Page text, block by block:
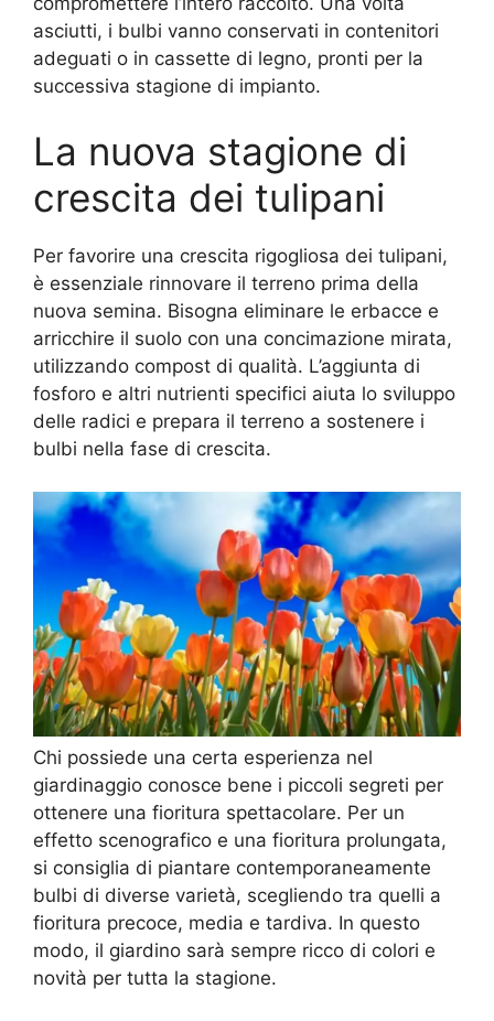
asciutti, i bulbi vanno conservati in contenitori
adeguati o in cassette di legno, pronti per la
successiva stagione di impianto.
La nuova stagione di
crescita dei tulipani
Per favorire una crescita rigogliosa dei tulipani,
è essenziale rinnovare il terreno prima della
nuova semina. Bisogna eliminare le erbacce e
arricchire il suolo con una concimazione mirata,
utilizzando compost di qualità. L’aggiunta di
fosforo e altri nutrienti specifici aiuta lo sviluppo
delle radici e prepara il terreno a sostenere i
bulbi nella fase di crescita.
Chi possiede una certa esperienza nel
giardinaggio conosce bene i piccoli segreti per
ottenere una fioritura spettacolare. Per un
effetto scenografico e una fioritura prolungata,
si consiglia di piantare contemporaneamente
bulbi di diverse varietà, scegliendo tra quelli a
fioritura precoce, media e tardiva. In questo
modo, il giardino sarà sempre ricco di colori e
novità per tutta la stagione.